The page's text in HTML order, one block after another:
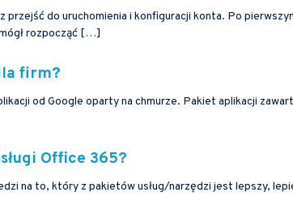
przejść do uruchomienia i konfiguracji konta. Po
rozpocząć […]
firm?
od Google oparty na chmurze. Pakiet aplikacji
Office 365?
na to, który z pakietów usług/narzędzi jest lepszy,